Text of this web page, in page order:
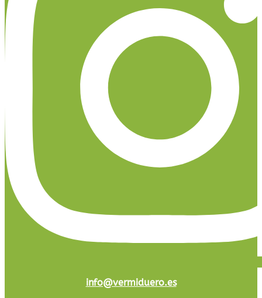
info@vermiduero.es